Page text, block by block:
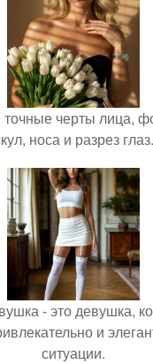
черты лица,
носа и разрез глаз.
- это девушка,
и
ситуации.